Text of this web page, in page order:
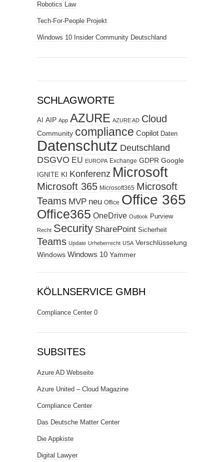
Robotics Law
Tech-For-People Projekt
Windows 10 Insider Community Deutschland
SCHLAGWORTE
AI AIP App AZURE AZURE AD Cloud
Community compliance Copilot Daten
Datenschutz Deutschland
DSGVO EU EUROPA Exchange GDPR Google
IGNITE KI Konferenz Microsoft
Microsoft 365 Microsoft365 Microsoft
Teams MVP neu Office Office 365
Office365 OneDrive Outlook Purview
Recht Security SharePoint Sicherheit
Teams Update Urheberrecht USA Verschlüsselung
Windows Windows 10 Yammer
KÖLLNSERVICE GMBH
Compliance Center 0
SUBSITES
Azure AD Webseite
Azure United – Cloud Magazine
Compliance Center
Das Deutsche Matter Center
Die Appkiste
Digital Lawyer